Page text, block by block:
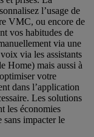
l’usage de
VMC, ou encore de
vos habitudes de
via une
via les assistants
Home) mais aussi à
votre
dans l’application
Les solutions
les économies
sans impacter le